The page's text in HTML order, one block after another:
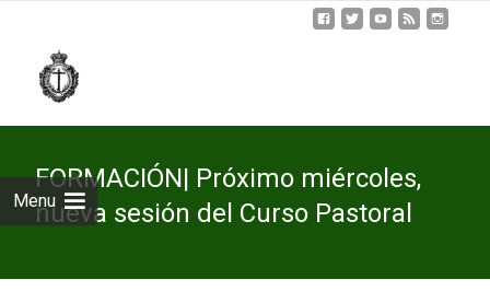
Menu
FORMACIÓN| Próximo miércoles,
nueva sesión del Curso Pastoral